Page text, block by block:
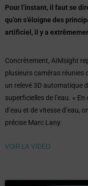
Pour l’instant, il faut se
qu’on s’éloigne des
artificiel, il y a
Concrètement, AIMsight
plusieurs caméras réunies
un relevé 3D automatique
superficielles de l’eau. «
d’eau et de vitesse d’eau,
précise Marc Lany.
VOIR LA VIDEO